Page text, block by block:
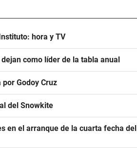
hora y TV
como líder de la tabla anual
Godoy Cruz
del Snowkite
en el arranque de la cuarta fecha del